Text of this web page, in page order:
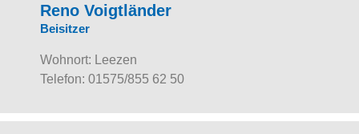
Reno Voigtländer
Beisitzer
Wohnort: Leezen
Telefon: 01575/855 62 50